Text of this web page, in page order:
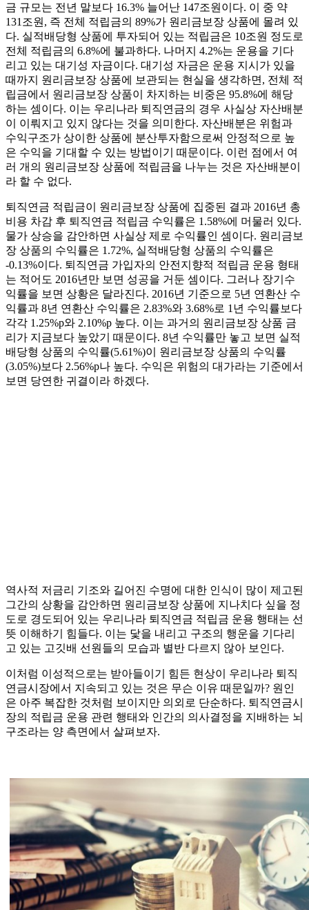
금 규모는 전년 말보다 16.3% 늘어난 147조원이다. 이 중 약
131조원, 즉 전체 적립금의 89%가 원리금보장 상품에 몰려 있
다. 실적배당형 상품에 투자되어 있는 적립금은 10조원 정도로
전체 적립금의 6.8%에 불과하다. 나머지 4.2%는 운용을 기다
리고 있는 대기성 자금이다. 대기성 자금은 운용 지시가 있을
때까지 원리금보장 상품에 보관되는 현실을 생각하면, 전체 적
립금에서 원리금보장 상품이 차지하는 비중은 95.8%에 해당
하는 셈이다. 이는 우리나라 퇴직연금의 경우 사실상 자산배분
이 이뤄지고 있지 않다는 것을 의미한다. 자산배분은 위험과
수익구조가 상이한 상품에 분산투자함으로써 안정적으로 높
은 수익을 기대할 수 있는 방법이기 때문이다. 이런 점에서 여
러 개의 원리금보장 상품에 적립금을 나누는 것은 자산배분이
라 할 수 없다.
퇴직연금 적립금이 원리금보장 상품에 집중된 결과 2016년 총
비용 차감 후 퇴직연금 적립금 수익률은 1.58%에 머물러 있다.
물가 상승을 감안하면 사실상 제로 수익률인 셈이다. 원리금보
장 상품의 수익률은 1.72%, 실적배당형 상품의 수익률은
-0.13%이다. 퇴직연금 가입자의 안전지향적 적립금 운용 형태
는 적어도 2016년만 보면 성공을 거둔 셈이다. 그러나 장기수
익률을 보면 상황은 달라진다. 2016년 기준으로 5년 연환산 수
익률과 8년 연환산 수익률은 2.83%와 3.68%로 1년 수익률보다
각각 1.25%p와 2.10%p 높다. 이는 과거의 원리금보장 상품 금
리가 지금보다 높았기 때문이다. 8년 수익률만 놓고 보면 실적
배당형 상품의 수익률(5.61%)이 원리금보장 상품의 수익률
(3.05%)보다 2.56%p나 높다. 수익은 위험의 대가라는 기준에서
보면 당연한 귀결이라 하겠다.
역사적 저금리 기조와 길어진 수명에 대한 인식이 많이 제고된
그간의 상황을 감안하면 원리금보장 상품에 지나치다 싶을 정
도로 경도되어 있는 우리나라 퇴직연금 적립금 운용 행태는 선
뜻 이해하기 힘들다. 이는 닻을 내리고 구조의 행운을 기다리
고 있는 고깃배 선원들의 모습과 별반 다르지 않아 보인다.
이처럼 이성적으로는 받아들이기 힘든 현상이 우리나라 퇴직
연금시장에서 지속되고 있는 것은 무슨 이유 때문일까? 원인
은 아주 복잡한 것처럼 보이지만 의외로 단순하다. 퇴직연금시
장의 적립금 운용 관련 행태와 인간의 의사결정을 지배하는 뇌
구조라는 양 측면에서 살펴보자.